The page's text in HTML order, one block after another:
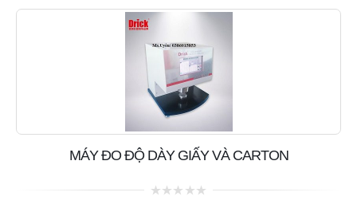
MÁY ĐO ĐỘ DÀY GIẤY VÀ CARTON